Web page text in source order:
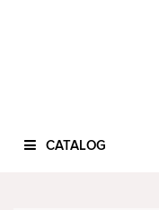
CATALOG